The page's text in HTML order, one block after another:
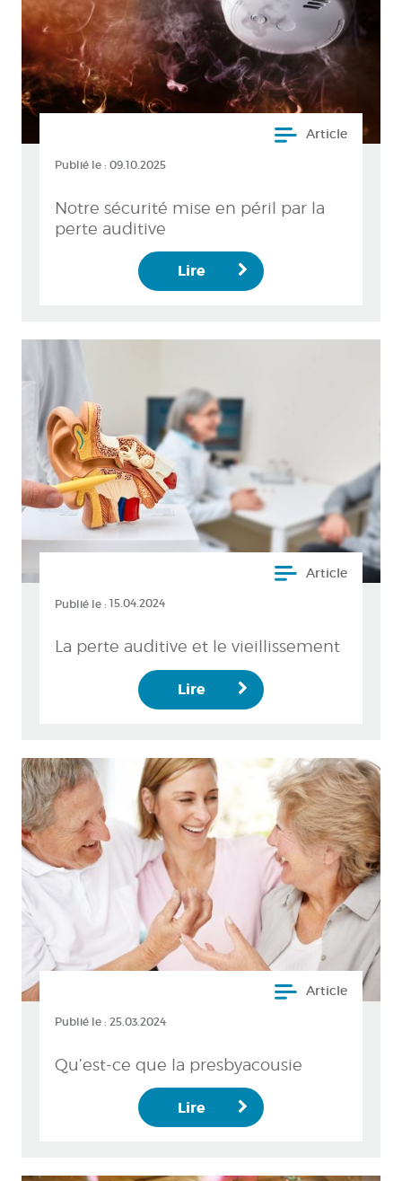
Article
Publié le : 09.10.2025
Notre sécurité mise en péril par la
perte auditive
Lire
Article
Publié le : 15.04.2024
La perte auditive et le vieillissement
Lire
Article
Publié le : 25.03.2024
Qu’est-ce que la presbyacousie
Lire